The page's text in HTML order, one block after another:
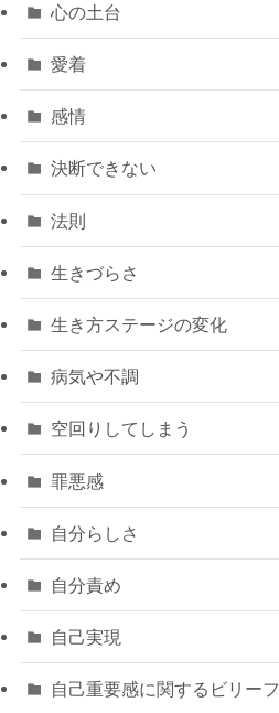
心の土台
愛着
感情
決断できない
法則
生きづらさ
生き方ステージの変化
病気や不調
空回りしてしまう
罪悪感
自分らしさ
自分責め
自己実現
自己重要感に関するビリーフ